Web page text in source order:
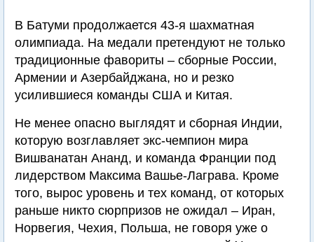
В Батуми продолжается 43-я шахматная
олимпиада. На медали претендуют не только
традиционные фавориты – сборные России,
Армении и Азербайджана, но и резко
усилившиеся команды США и Китая.
Не менее опасно выглядят и сборная Индии,
которую возглавляет экс-чемпион мира
Вишванатан Ананд, и команда Франции под
лидерством Максима Вашье-Лаграва. Кроме
того, вырос уровень и тех команд, от которых
раньше никто сюрпризов не ожидал – Иран,
Норвегия, Чехия, Польша, не говоря уже о